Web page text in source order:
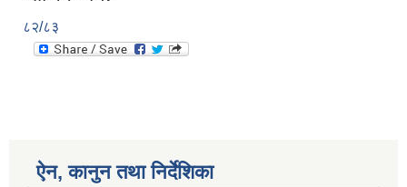
८२/८३
ऐन, कानुन तथा निर्देशिका